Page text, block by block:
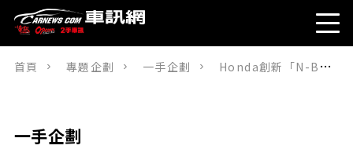
首頁 專題企劃 一手企劃 Honda創新「N-BOX輕型貨卡」太厲害了！全長僅2.9公尺車身，卻擁有可讓2名成人舒適睡覺的超寬敞車宿空間！不是雙側滑門的雙人座「N-TRUCK」再次受到關注！
一手企劃